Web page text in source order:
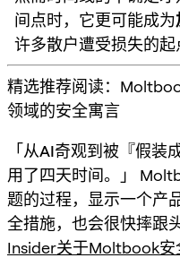
间点时，它更可能成为
许多散户遭受损失的起
精选推荐阅读：
领域的安全寓言
「从AI奇观到被『假装
用了四天时间。」
题的过程，显示一个产
全措施，也会很快摔跟
Insider关于Moltbook安